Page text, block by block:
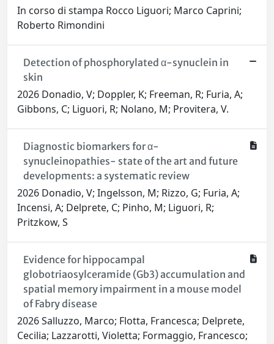
In corso di stampa Rocco Liguori; Marco Caprini;
Roberto Rimondini
Detection of phosphorylated α-synuclein in
skin
2026 Donadio, V; Doppler, K; Freeman, R; Furia, A;
Gibbons, C; Liguori, R; Nolano, M; Provitera, V.
Diagnostic biomarkers for α-
synucleinopathies- state of the art and future
developments: a systematic review
2026 Donadio, V; Ingelsson, M; Rizzo, G; Furia, A;
Incensi, A; Delprete, C; Pinho, M; Liguori, R;
Pritzkow, S
Evidence for hippocampal
globotriaosylceramide (Gb3) accumulation and
spatial memory impairment in a mouse model
of Fabry disease
2026 Salluzzo, Marco; Flotta, Francesca; Delprete,
Cecilia; Lazzarotti, Violetta; Formaggio, Francesco;